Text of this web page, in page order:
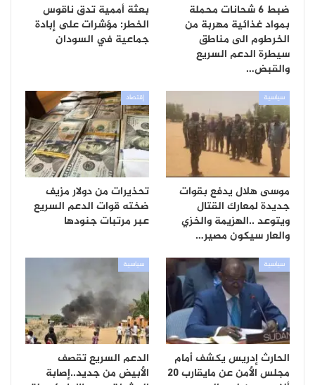
ضبط 6 شحانات محملة
بمواد غذائية مهربة من
الخرطوم الى مناطق
سيطرة الدعم السريع
والقبض…
بعثة أممية تدق ناقوس
الخطر: مؤشرات على إبادة
جماعية في السودان
سياسية
موسى هلال يدفع بقوات
جديدة لمعارك القتال
ويتوعد ..الهزيمة والخزي
والعار سيكون مصير…
إقتصاد
تحذيرات من دولار مزيف
ضخته قوات الدعم السريع
عبر مرتبات جنودها
سياسية
الحارث إدريس يكشف أمام
مجلس الأمن عن مايقارب 20
سياسية
الدعم السريع تقصف
الأبيض من جديد..إصابة